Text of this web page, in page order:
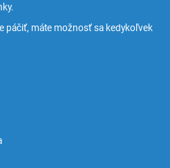
páčiť, máte možnosť sa kedykoľvek